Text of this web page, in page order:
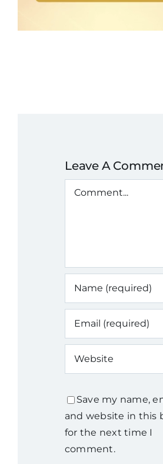
Leave A
Comment
Save my name,
and website in this
for the next time I
comment.